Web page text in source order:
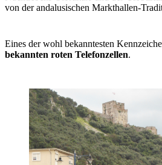
von der andalusischen Markthallen-
Eines der wohl bekanntesten
bekannten roten Telefonzellen.